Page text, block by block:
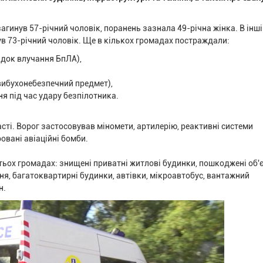
57-річний чоловік, поранень зазнала 49-річна жінка. В
73-річний чоловік. Ще в кількох громадах постраждали:
влучання БпЛА),
предмет),
під час удару безпілотника.
Ворог застосовував міномети, артилерію, реактивні системи
авіаційні бомби.
громадах: знищені приватні житлові будинки, пошкоджені
багатоквартирні будинки, автівки, мікроавтобус, вантажний